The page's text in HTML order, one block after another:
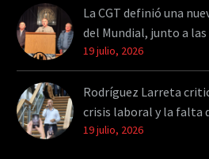
La CGT definió una
del Mundial, junto a las
19 julio, 2026
Rodríguez Larreta
crisis laboral y la falta
19 julio, 2026